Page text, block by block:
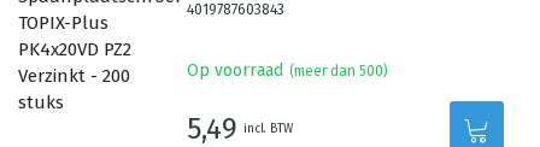
4019787603843
Op voorraad (meer dan 500)
5,49 incl. BTW